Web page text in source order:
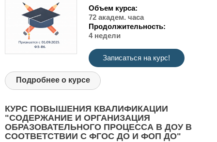
Объем курса:
72 академ. часа
Продолжительность:
4 недели
Записаться на курс!
Подробнее о курсе
КУРС ПОВЫШЕНИЯ КВАЛИФИКАЦИИ
"СОДЕРЖАНИЕ И ОРГАНИЗАЦИЯ
ОБРАЗОВАТЕЛЬНОГО ПРОЦЕССА В ДОУ В
СООТВЕТСТВИИ С ФГОС ДО И ФОП ДО"